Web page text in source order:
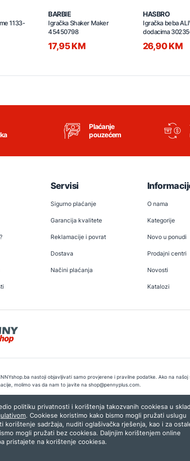
1133-
BARBIE
Igračka Shaker Maker
45450798
17,95 KM
HASBRO
Igračka beba
dodacima
26,90 KM
Plaćanje
pouzećem
Servisi
Sigurno plaćanje
Garancija kvalitete
Reklamacije i povrat
Dostava
Načini plaćanja
O nama
Kategorije
Novo u ponudi
Prodajni centri
Novosti
Katalozi
nastoji objavljivati samo provjerene i pravilne podatke. Ako na
molimo vas da nam to javite na shop@pennyplus.com.
Penny plus d.o.o. Sarajevo.Dizajn i programiranje:Lampa.ba
politiku privatnosti i korištenja takozvanih cookiesa u
. Cookiese koristimo kako bismo mogli pružati uslugu
korištenje sadržaja, nuditi oglašivačka rješenja, kao i za
mogli pružati bez cookiesa. Daljnjim korištenjem online
pristajete na korištenje cookiesa.